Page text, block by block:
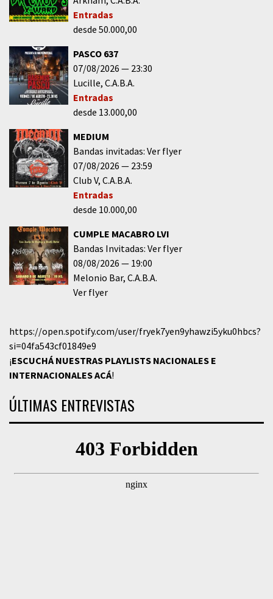
Entradas
desde 50.000,00
PASCO 637
07/08/2026
23:30
Lucille C.A.B.A.
Entradas
desde 13.000,00
MEDIUM
Bandas invitadas: Ver flyer
07/08/2026
23:59
Club V C.A.B.A.
Entradas
desde 10.000,00
CUMPLE MACABRO LVI
Bandas Invitadas: Ver flyer
08/08/2026
19:00
Melonio Bar C.A.B.A.
Ver flyer
https://open.spotify.com/user/fryek7yen9yhawzi5yku0hbcs?
si=04fa543cf01849e9
¡ESCUCHÁ NUESTRAS PLAYLISTS NACIONALES E
INTERNACIONALESACÁ!
ÚLTIMAS ENTREVISTAS